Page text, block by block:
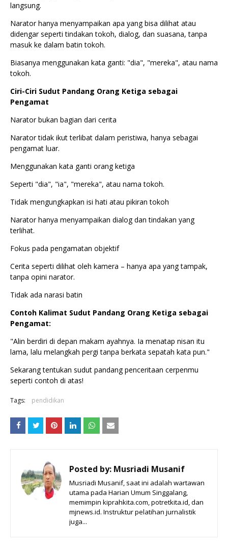
langsung.
Narator hanya menyampaikan apa yang bisa dilihat atau
didengar seperti tindakan tokoh, dialog, dan suasana, tanpa
masuk ke dalam batin tokoh.
Biasanya menggunakan kata ganti: "dia", "mereka", atau nama
tokoh.
Ciri-Ciri Sudut Pandang Orang Ketiga sebagai
Pengamat
Narator bukan bagian dari cerita
Narator tidak ikut terlibat dalam peristiwa, hanya sebagai
pengamat luar.
Menggunakan kata ganti orang ketiga
Seperti "dia", "ia", "mereka", atau nama tokoh.
Tidak mengungkapkan isi hati atau pikiran tokoh
Narator hanya menyampaikan dialog dan tindakan yang
terlihat.
Fokus pada pengamatan objektif
Cerita seperti dilihat oleh kamera – hanya apa yang tampak,
tanpa opini narator.
Tidak ada narasi batin
Contoh Kalimat Sudut Pandang Orang Ketiga sebagai
Pengamat:
"Alin berdiri di depan makam ayahnya. Ia menatap nisan itu
lama, lalu melangkah pergi tanpa berkata sepatah kata pun."
Sekarang tentukan sudut pandang penceritaan cerpenmu
seperti contoh di atas!
Tags: pendidikan
Posted by: Musriadi Musanif
Musriadi Musanif, saat ini adalah wartawan
utama pada Harian Umum Singgalang,
memimpin kiprahkita.com, potretkita.id, dan
mjnews.id. Instruktur pelatihan jurnalistik
juga...